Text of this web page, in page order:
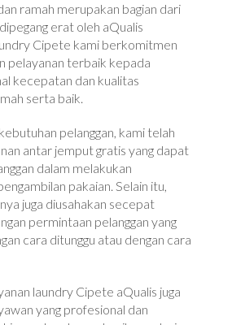
ramah merupakan bagian dari
erat oleh aQualis
Cipete kami berkomitmen
pelayanan terbaik kepada
kecepatan dan kualitas
serta baik.
pelanggan, kami telah
antar jemput gratis yang dapat
dalam melakukan
pakaian. Selain itu,
juga diusahakan secepat
permintaan pelanggan yang
cara ditunggu atau dengan cara
laundry Cipete aQualis juga
yang profesional dan